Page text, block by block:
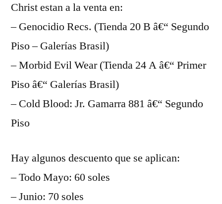
Christ estan a la venta en:
– Genocidio Recs. (Tienda 20 B â€“ Segundo
Piso – Galerí­as Brasil)
– Morbid Evil Wear (Tienda 24 A â€“ Primer
Piso â€“ Galerí­as Brasil)
– Cold Blood: Jr. Gamarra 881 â€“ Segundo
Piso
Hay algunos descuento que se aplican:
– Todo Mayo: 60 soles
– Junio: 70 soles